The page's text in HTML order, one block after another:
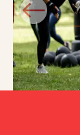
Previous